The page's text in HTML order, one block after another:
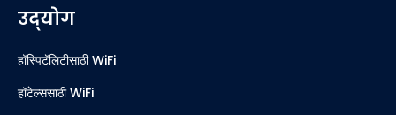
उद्योग
हॉस्पिटॅलिटीसाठी WiFi
हॉटेल्ससाठी WiFi